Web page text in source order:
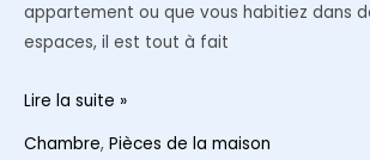
appartement ou que vous habitiez dans
espaces, il est tout à fait
Comment
Lire la suite »
Chambre, Pièces de la maison